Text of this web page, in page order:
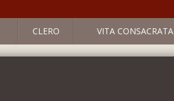
CLERO VITA CONSACRATA